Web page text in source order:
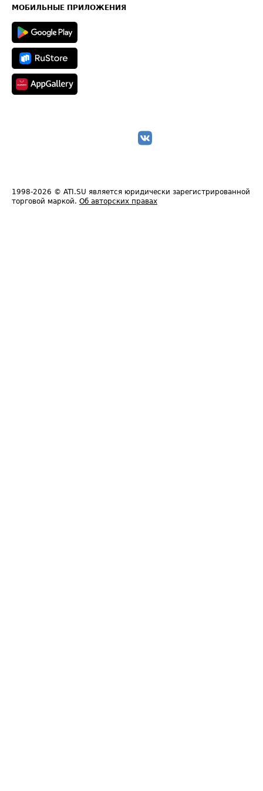
Техническая информация
МОБИЛЬНЫЕ ПРИЛОЖЕНИЯ
1998-2026 © ATI.SU является юридически зарегистрированной
торговой маркой. Об авторских правах